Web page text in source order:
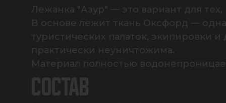
Лежанка "Азур" — это вариант для
В основе лежит ткань Оксфорд —
туристических палаток, экипировки
практически неуничтожима.
Материал полностью
СОСТАВ